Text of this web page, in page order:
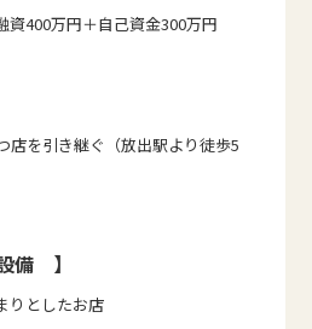
資400万円＋自己資金300万円
店を引き継ぐ（放出駅より徒歩5
備 】
りとしたお店